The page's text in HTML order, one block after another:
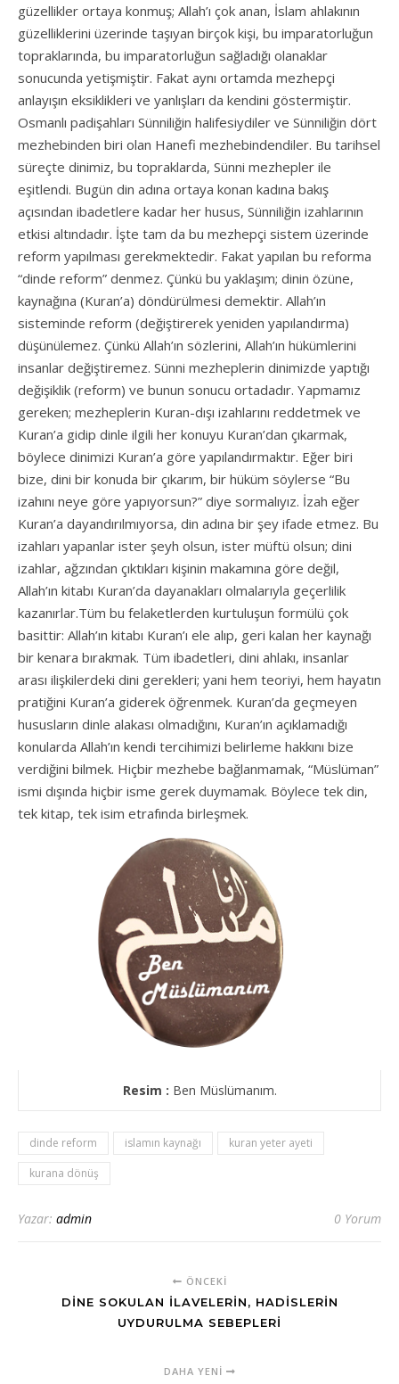
güzellikler ortaya konmuş; Allah’ı çok anan, İslam ahlakının
güzelliklerini üzerinde taşıyan birçok kişi, bu imparatorluğun
topraklarında, bu imparatorluğun sağladığı olanaklar
sonucunda yetişmiştir. Fakat aynı ortamda mezhepçi
anlayışın eksiklikleri ve yanlışları da kendini göstermiştir.
Osmanlı padişahları Sünniliğin halifesiydiler ve Sünniliğin dört
mezhebinden biri olan Hanefi mezhebindendiler. Bu tarihsel
süreçte dinimiz, bu topraklarda, Sünni mezhepler ile
eşitlendi. Bugün din adına ortaya konan kadına bakış
açısından ibadetlere kadar her husus, Sünniliğin izahlarının
etkisi altındadır. İşte tam da bu mezhepçi sistem üzerinde
reform yapılması gerekmektedir. Fakat yapılan bu reforma
“dinde reform” denmez. Çünkü bu yaklaşım; dinin özüne,
kaynağına (Kuran’a) döndürülmesi demektir. Allah’ın
sisteminde reform (değiştirerek yeniden yapılandırma)
düşünülemez. Çünkü Allah’ın sözlerini, Allah’ın hükümlerini
insanlar değiştiremez. Sünni mezheplerin dinimizde yaptığı
değişiklik (reform) ve bunun sonucu ortadadır. Yapmamız
gereken; mezheplerin Kuran-dışı izahlarını reddetmek ve
Kuran’a gidip dinle ilgili her konuyu Kuran’dan çıkarmak,
böylece dinimizi Kuran’a göre yapılandırmaktır. Eğer biri
bize, dini bir konuda bir çıkarım, bir hüküm söylerse “Bu
izahını neye göre yapıyorsun?” diye sormalıyız. İzah eğer
Kuran’a dayandırılmıyorsa, din adına bir şey ifade etmez. Bu
izahları yapanlar ister şeyh olsun, ister müftü olsun; dini
izahlar, ağzından çıktıkları kişinin makamına göre değil,
Allah’ın kitabı Kuran’da dayanakları olmalarıyla geçerlilik
kazanırlar.Tüm bu felaketlerden kurtuluşun formülü çok
basittir: Allah’ın kitabı Kuran’ı ele alıp, geri kalan her kaynağı
bir kenara bırakmak. Tüm ibadetleri, dini ahlakı, insanlar
arası ilişkilerdeki dini gerekleri; yani hem teoriyi, hem hayatın
pratiğini Kuran’a giderek öğrenmek. Kuran’da geçmeyen
hususların dinle alakası olmadığını, Kuran’ın açıklamadığı
konularda Allah’ın kendi tercihimizi belirleme hakkını bize
verdiğini bilmek. Hiçbir mezhebe bağlanmamak, “Müslüman”
ismi dışında hiçbir isme gerek duymamak. Böylece tek din,
tek kitap, tek isim etrafında birleşmek.
Resim : Ben Müslümanım.
dinde reform islamın kaynağı
kuran yeter ayeti
kurana dönüş
Yazar: admin 0 Yorum
ÖNCEKI
DİNE SOKULAN İLAVELERİN, HADİSLERİN
UYDURULMA SEBEPLERİ
DAHA YENI